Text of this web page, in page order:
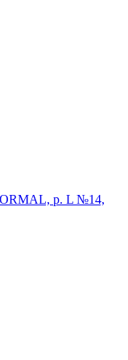
р. L №14,